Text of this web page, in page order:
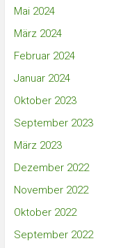
Mai 2024
März 2024
Februar 2024
Januar 2024
Oktober 2023
September 2023
März 2023
Dezember 2022
November 2022
Oktober 2022
September 2022